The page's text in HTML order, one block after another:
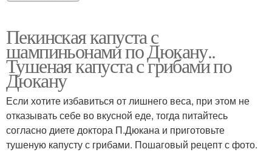
Пекинская капуста с
шампиньонами по Дюкану..
Тушеная капуста с грибами по
Дюкану
Если хотите избавиться от лишнего веса, при этом не
отказывать себе во вкусной еде, тогда питайтесь
согласно диете доктора П.Дюкана и приготовьте
тушеную капусту с грибами. Пошаговый рецепт с фото.